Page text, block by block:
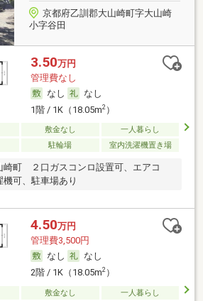
京都府乙訓郡大山崎町字大山崎
小字谷田
3.50万円
管理費なし
なし
なし
1階 / 1K（18.05m2）
敷金なし
一人暮らし
駐輪場 室内洗濯機置き場
崎町 ２口ガスコンロ設置可、エアコ
機可、駐車場あり
4.50万円
管理費3,500円
なし
なし
2階 / 1K（18.05m2）
敷金なし
一人暮らし